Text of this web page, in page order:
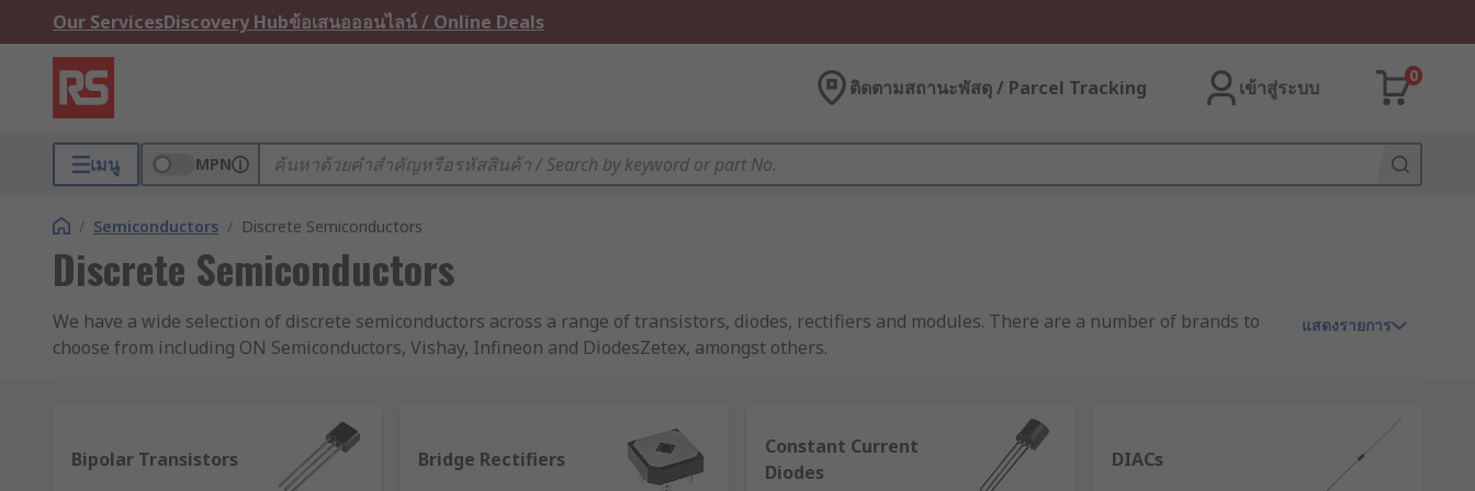
Our ServicesDiscovery Hubข้อเสนอออนไลน์ / Online Deals
ติดตามสถานะพัสดุ / Parcel Tracking เข้าสู่ระบบ
0
เมนู MPN
/ Semiconductors / Discrete Semiconductors
Discrete Semiconductors
We have a wide selection of discrete semiconductors across a range of transistors, diodes, rectifiers and modules. There are a number of brands to
choose from including ON Semiconductors, Vishay, Infineon and DiodesZetex, amongst others.
A discrete semiconductor is basically the opposite of an integrated circuit. It is an individual circuit that serves only one function as a single
semiconductor, as opposed to multiple semiconductor components that you might find on a printed circuit board (PCB).
แสดงรายการ
Bipolar Transistors Bridge Rectifiers
Constant Current
Diodes
DIACs